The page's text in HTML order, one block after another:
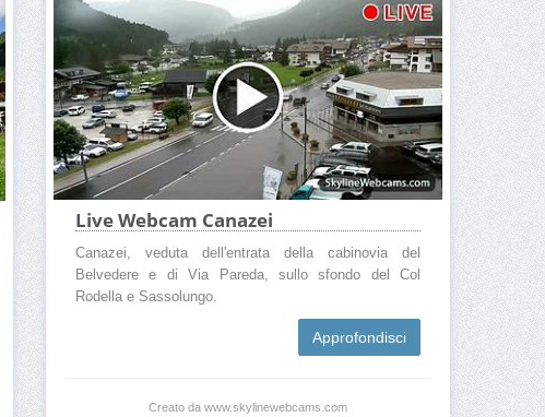
Cosa fare a Canazei Cosa vedere a Canazei
Webcam Canazei Come raggiungere Canazei
Come arrivare a Canazei
Live Webcam Canazei
Canazei, veduta dell'entrata della cabinovia del
Belvedere e di Via Pareda, sullo sfondo del Col
Rodella e Sassolungo.
Approfondisci
Creato da www.skylinewebcams.com